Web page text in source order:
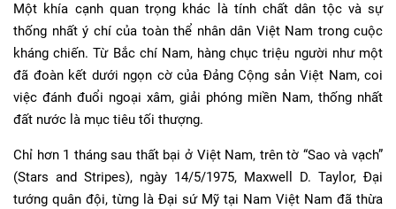
Một khía cạnh quan trọng khác là tính chất dân tộc và sự
thống nhất ý chí của toàn thể nhân dân Việt Nam trong cuộc
kháng chiến. Từ Bắc chí Nam, hàng chục triệu người như một
đã đoàn kết dưới ngọn cờ của Đảng Cộng sản Việt Nam, coi
việc đánh đuổi ngoại xâm, giải phóng miền Nam, thống nhất
đất nước là mục tiêu tối thượng.
Chỉ hơn 1 tháng sau thất bại ở Việt Nam, trên tờ “Sao và vạch”
(Stars and Stripes), ngày 14/5/1975, Maxwell D. Taylor, Đại
tướng quân đội, từng là Đại sứ Mỹ tại Nam Việt Nam đã thừa